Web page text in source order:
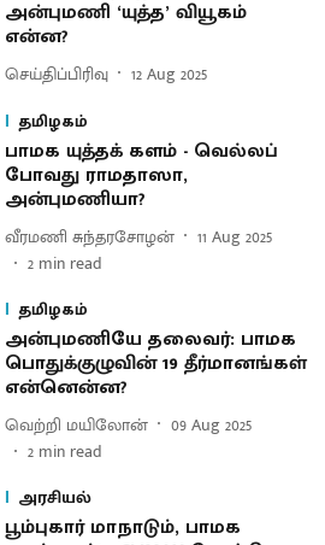
அன்புமணி ‘யுத்த’ வியூகம்
என்ன?
செய்திப்பிரிவு
12 Aug 2025
தமிழகம்
பாமக யுத்தக் களம் - வெல்லப்
போவது ராமதாஸா,
அன்புமணியா?
வீரமணி சுந்தரசோழன்
11 Aug 2025
2 min read
தமிழகம்
அன்புமணியே தலைவர்: பாமக
பொதுக்குழுவின் 19 தீர்மானங்கள்
என்னென்ன?
வெற்றி மயிலோன்
09 Aug 2025
2 min read
அரசியல்
பூம்புகார் மாநாடும், பாமக